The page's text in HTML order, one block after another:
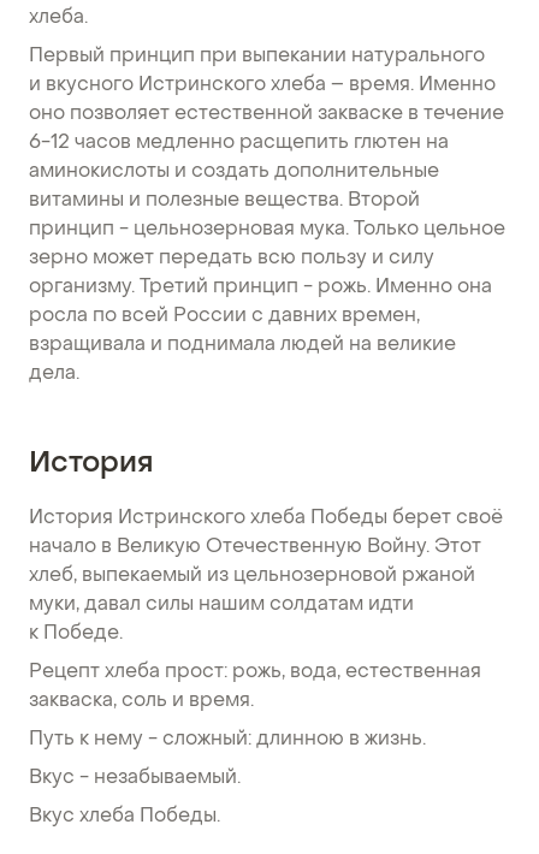
хлеба.
Первый принцип при выпекании натурального
и вкусного Истринского хлеба – время. Именно
оно позволяет естественной закваске в течение
6-12 часов медленно расщепить глютен на
аминокислоты и создать дополнительные
витамины и полезные вещества. Второй
принцип - цельнозерновая мука. Только цельное
зерно может передать всю пользу и силу
организму. Третий принцип - рожь. Именно она
росла по всей России с давних времен,
взращивала и поднимала людей на великие
дела.
История
История Истринского хлеба Победы берет своё
начало в Великую Отечественную Войну. Этот
хлеб, выпекаемый из цельнозерновой ржаной
муки, давал силы нашим солдатам идти
к Победе.
Рецепт хлеба прост: рожь, вода, естественная
закваска, соль и время.
Путь к нему - сложный: длинною в жизнь.
Вкус - незабываемый.
Вкус хлеба Победы.